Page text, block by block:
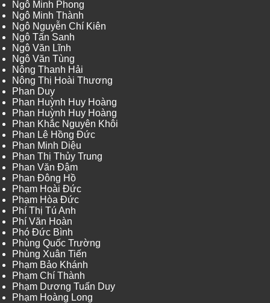
Ngô Minh Phong
Ngô Minh Thành
Ngô Nguyễn Chí Kiên
Ngô Tấn Sanh
Ngô Văn Lĩnh
Ngô Văn Tùng
Nông Thanh Hải
Nông Thị Hoài Thương
Phan Duy
Phan Huỳnh Huy Hoàng
Phan Huỳnh Huy Hoàng
Phan Khắc Nguyên Khôi
Phan Lê Hồng Đức
Phan Minh Diệu
Phan Thị Thủy Trung
Phan Văn Đậm
Phan Đông Hồ
Phạm Hoài Đức
Phạm Hòa Đức
Phí Thị Tú Anh
Phí Văn Hoàn
Phó Đức Bình
Phùng Quốc Trường
Phùng Xuân Tiến
Phạm Bảo Khánh
Phạm Chí Thành
Phạm Dương Tuấn Duy
Phạm Hoàng Long